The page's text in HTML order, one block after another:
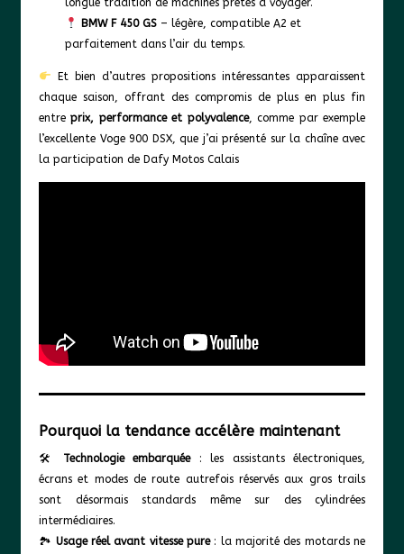
longue tradition de machines prêtes à voyager.
BMW F 450 GS– légère, compatible A2 et
parfaitement dans l’air du temps.
Et bien d’autres propositions intéressantes apparaissent
chaque saison, offrant des compromis de plus en plus fin
entreprix, performance et polyvalence, comme par exemple
l’excellente Voge 900 DSX, que j’ai présenté sur la chaîne avec
la participation de Dafy Motos Calais
Pourquoi la tendance accélère maintenant
🛠 Technologie embarquée: les assistants électroniques,
écrans et modes de route autrefois réservés aux gros trails
sont désormais standards même sur des cylindrées
intermédiaires.
🏞 Usage réel avant vitesse pure: la majorité des motards ne